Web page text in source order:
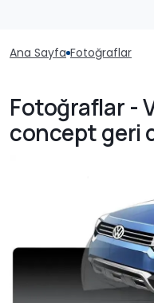
Ana Sayfa Fotoğraflar
Fotoğraflar -
concept geri